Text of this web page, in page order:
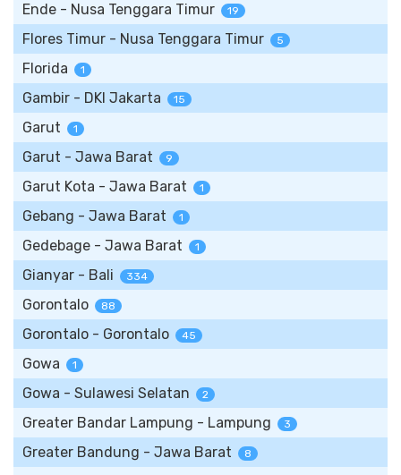
Ende - Nusa Tenggara Timur 19
Flores Timur - Nusa Tenggara Timur 5
Florida 1
Gambir - DKI Jakarta 15
Garut 1
Garut - Jawa Barat 9
Garut Kota - Jawa Barat 1
Gebang - Jawa Barat 1
Gedebage - Jawa Barat 1
Gianyar - Bali 334
Gorontalo 88
Gorontalo - Gorontalo 45
Gowa 1
Gowa - Sulawesi Selatan 2
Greater Bandar Lampung - Lampung 3
Greater Bandung - Jawa Barat 8